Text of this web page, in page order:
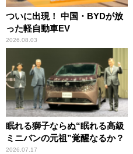
ついに出現！ 中国・BYDが放
った軽自動車EV
2026.08.03
眠れる獅子ならぬ“眠れる高級
ミニバンの元祖”覚醒なるか？
2026.07.17